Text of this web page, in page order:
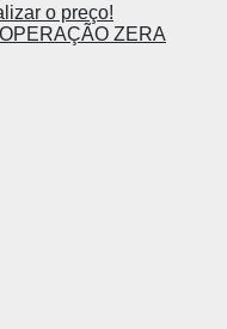
o preço!
OPERAÇÃO ZERA